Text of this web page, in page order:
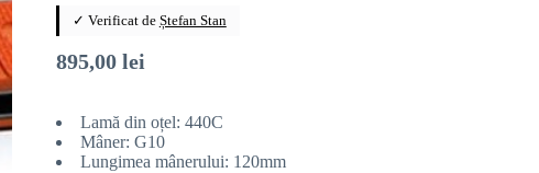
✓ Verificat de Ștefan Stan
895,00 lei
Lamă din oțel: 440C
Mâner: G10
Lungimea mânerului: 120mm